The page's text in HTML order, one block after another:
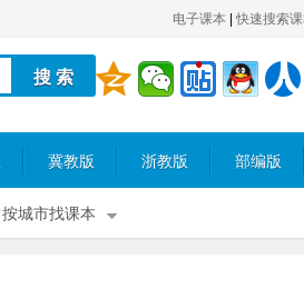
电子课本 快速搜索
冀教版 浙教版 部编版
按城市找课本